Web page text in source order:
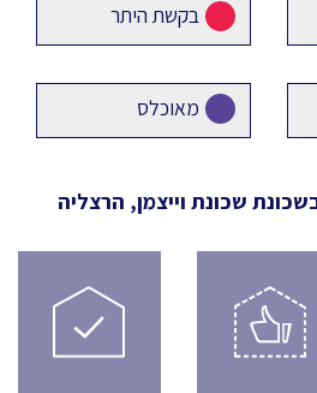
בקשת היתר
מאוכלס
שכונת וייצמן, הרצליה